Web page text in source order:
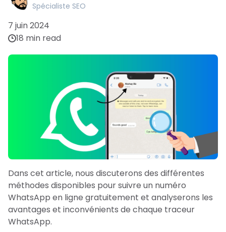
Spécialiste SEO
7 juin 2024
18 min read
Dans cet article, nous discuterons des différentes
méthodes disponibles pour suivre un numéro
WhatsApp en ligne gratuitement et analyserons les
avantages et inconvénients de chaque traceur
WhatsApp.